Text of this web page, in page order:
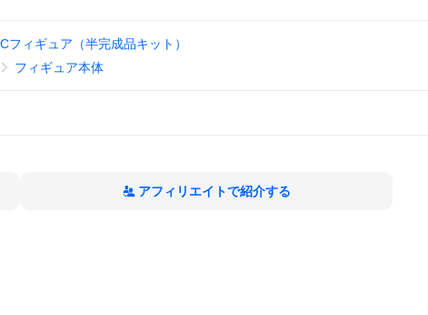
フィギュア（半完成品キット）
フィギュア本体
アフィリエイトで紹介する